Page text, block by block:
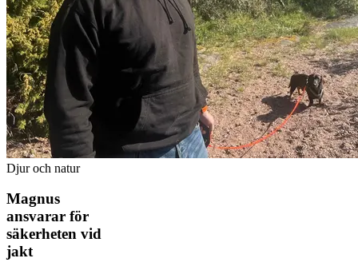
Djur och natur
Magnus
ansvarar för
säkerheten vid
jakt